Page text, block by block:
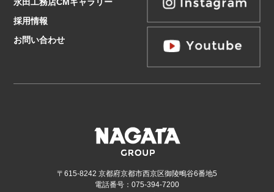
採用情報
お問い合わせ
〒615-8242 京都府京都市西京区御陵鴫谷6番地5
電話番号：075-394-7200